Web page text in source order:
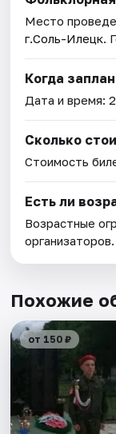
Место
г.Соль-Илецк.
Когда
Дата и время:
Сколько
Стоимость
Есть ли
Возрастные
организаторов.
Похожие
от 150 ₽